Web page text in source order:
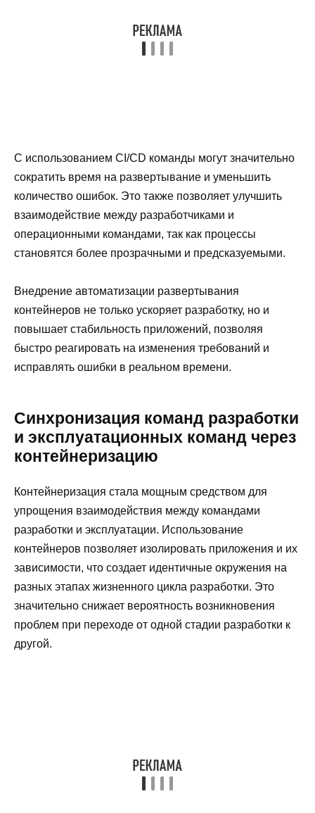
С использованием CI/CD команды могут значительно
сократить время на развертывание и уменьшить
количество ошибок. Это также позволяет улучшить
взаимодействие между разработчиками и
операционными командами, так как процессы
становятся более прозрачными и предсказуемыми.
Внедрение автоматизации развертывания
контейнеров не только ускоряет разработку, но и
повышает стабильность приложений, позволяя
быстро реагировать на изменения требований и
исправлять ошибки в реальном времени.
Синхронизация команд разработки
и эксплуатационных команд через
контейнеризацию
Контейнеризация стала мощным средством для
упрощения взаимодействия между командами
разработки и эксплуатации. Использование
контейнеров позволяет изолировать приложения и их
зависимости, что создает идентичные окружения на
разных этапах жизненного цикла разработки. Это
значительно снижает вероятность возникновения
проблем при переходе от одной стадии разработки к
другой.